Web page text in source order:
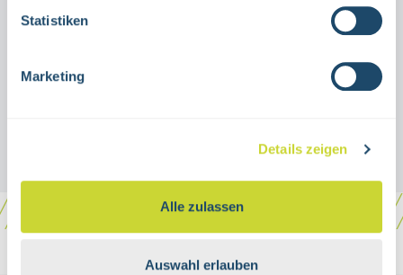
Statistiken
Marketing
Details zeigen
Alle zulassen
Auswahl erlauben
diagonally upwards without central light
sel…More